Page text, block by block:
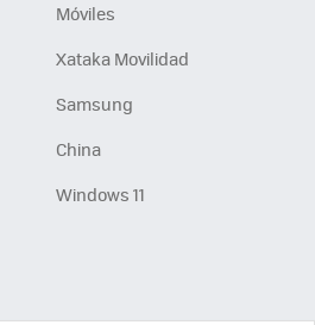
Móviles
Xataka Movilidad
Samsung
China
Windows 11